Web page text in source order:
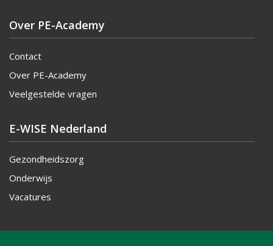
Over PE-Academy
Contact
Over PE-Academy
Veelgestelde vragen
E-WISE Nederland
Gezondheidszorg
Onderwijs
Vacatures